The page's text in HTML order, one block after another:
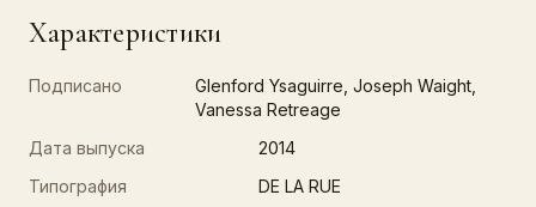
Характеристики
Подписано
Glenford Ysaguirre, Joseph Waight,
Vanessa Retreage
Дата выпуска
2014
Типография
DE LA RUE